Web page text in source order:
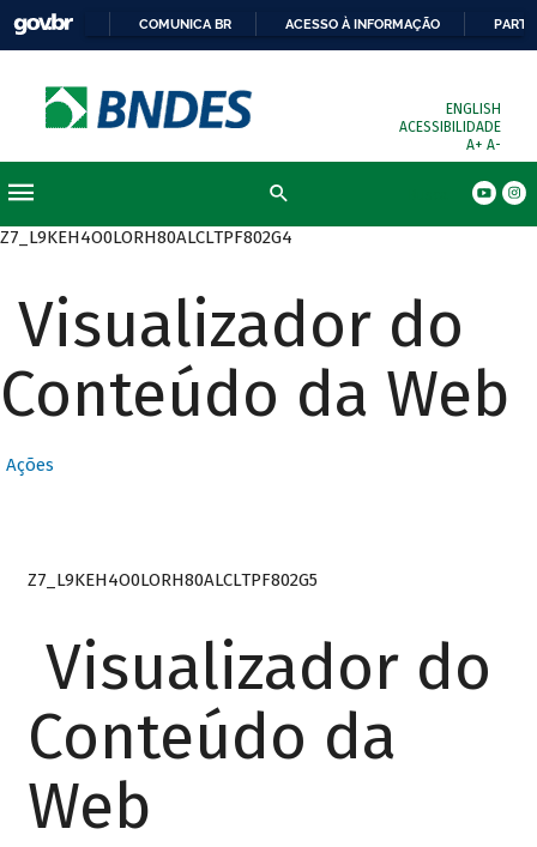
COMUNICA BR ACESSO À INFORMAÇÃO
ENGLISH
ACESSIBILIDADE
A+ A-
Z7_L9KEH4O0LORH80ALCLTPF802G4
Visualizador do
Conteúdo da Web
Ações
Z7_L9KEH4O0LORH80ALCLTPF802G5
Visualizador do
Conteúdo da
Web